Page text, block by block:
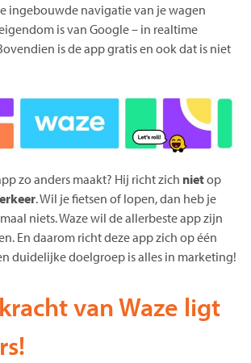
ingebouwde navigatie van je wagen
is van Google – in realtime
is de app gratis en ook dat is niet
zo anders maakt? Hij richt zich nietop
. Wil je fietsen of lopen, dan heb je
niets. Waze wil de allerbeste app zijn
En daarom richt deze app zich op één
duidelijke doelgroep is alles in marketing!
van Waze ligt